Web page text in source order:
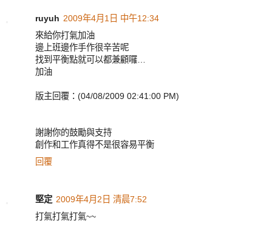
ruyuh 2009年4月1日 中午12:34
來給你打氣加油
邊上班邊作手作很辛苦呢
找到平衡點就可以都兼顧囉…
加油
版主回覆：(04/08/2009 02:41:00 PM)
謝謝你的鼓勵與支持
創作和工作真得不是很容易平衡
回覆
堅定 2009年4月2日 清晨7:52
打氣打氣打氣~~